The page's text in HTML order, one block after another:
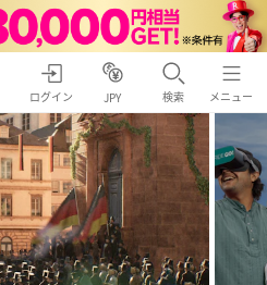
ログイン JPY 検索 メニュー